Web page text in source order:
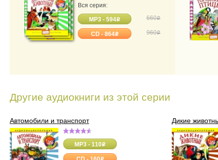
19.
До новых встреч! Заключительная
Вся серия:
660o
MP3 - 594o
960o
CD - 864o
Леса
Другие аудиокниги из этой серии
Автомобили и транспорт
MP3 - 110o
o
Дикие